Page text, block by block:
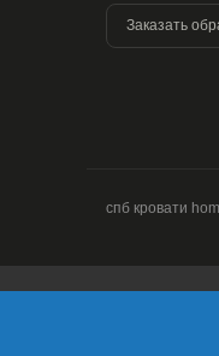
Заказать
спб кровати
версия
Браузера;